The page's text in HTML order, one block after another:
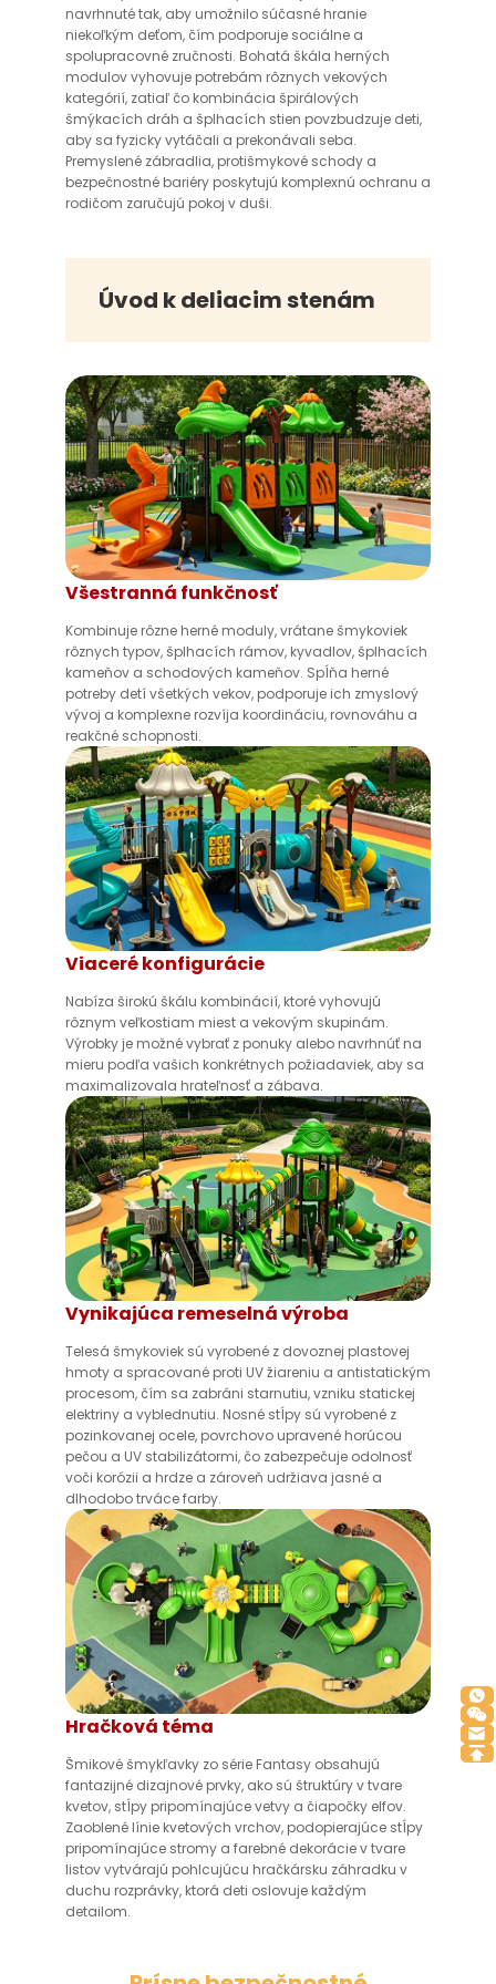
navrhnuté tak, aby umožnilo súčasné hranie
niekoľkým deťom, čím podporuje sociálne a
spolupracovné zručnosti. Bohatá škála herných
modulov vyhovuje potrebám rôznych vekových
kategórií, zatiaľ čo kombinácia špirálových
šmýkacích dráh a šplhacích stien povzbudzuje deti,
aby sa fyzicky vytáčali a prekonávali seba.
Premyslené zábradlia, protišmykové schody a
bezpečnostné bariéry poskytujú komplexnú ochranu a
rodičom zaručujú pokoj v duši.
Úvod k deliacim stenám
Všestranná funkčnosť
Kombinuje rôzne herné moduly, vrátane šmykoviek
rôznych typov, šplhacích rámov, kyvadlov, šplhacích
kameňov a schodových kameňov. Spĺňa herné
potreby detí všetkých vekov, podporuje ich zmyslový
vývoj a komplexne rozvíja koordináciu, rovnováhu a
reakčné schopnosti.
Viaceré konfigurácie
Nabíza širokú škálu kombinácií, ktoré vyhovujú
rôznym veľkostiam miest a vekovým skupinám.
Výrobky je možné vybrať z ponuky alebo navrhnúť na
mieru podľa vašich konkrétnych požiadaviek, aby sa
maximalizovala hrateľnosť a zábava.
Vynikajúca remeselná výroba
Telesá šmykoviek sú vyrobené z dovoznej plastovej
hmoty a spracované proti UV žiareniu a antistatickým
procesom, čím sa zabráni starnutiu, vzniku statickej
elektriny a vyblednutiu. Nosné stĺpy sú vyrobené z
pozinkovanej ocele, povrchovo upravené horúcou
pečou a UV stabilizátormi, čo zabezpečuje odolnosť
voči korózii a hrdze a zároveň udržiava jasné a
dlhodobo trváce farby.
Hračková téma
Šmikové šmykľavky zo série Fantasy obsahujú
fantazijné dizajnové prvky, ako sú štruktúry v tvare
kvetov, stĺpy pripomínajúce vetvy a čiapočky elfov.
Zaoblené línie kvetových vrchov, podopierajúce stĺpy
pripomínajúce stromy a farebné dekorácie v tvare
listov vytvárajú pohlcujúcu hračkársku záhradku v
duchu rozprávky, ktorá deti oslovuje každým
detailom.